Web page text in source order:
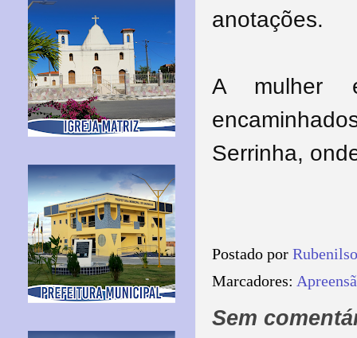
anotações.
A mulher
Serrinha,
Postado por
Marcadores:
Sem